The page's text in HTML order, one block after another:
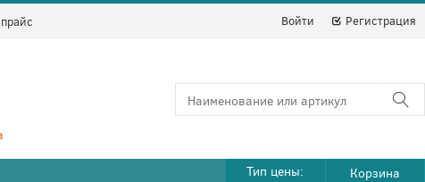
Войти Регистрация
Тип цены: Корзина